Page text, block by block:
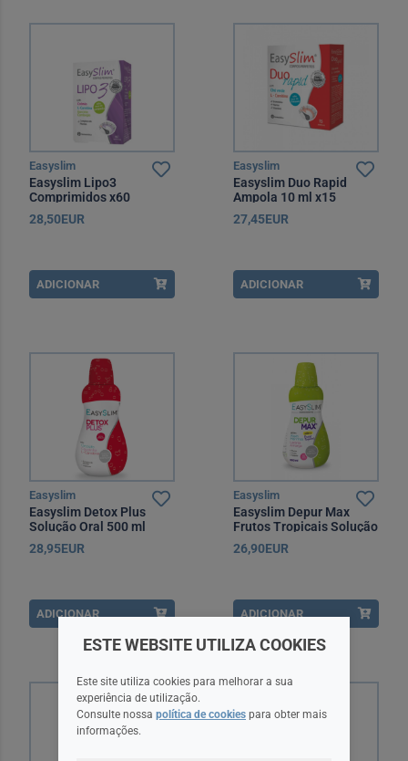
Easyslim
Easyslim Lipo3
Comprimidos x60
28,50EUR
ADICIONAR
Easyslim
Easyslim Duo Rapid
Ampola 10 ml x15
27,45EUR
ADICIONAR
Easyslim
Easyslim Detox Plus
Solução Oral 500 ml
28,95EUR
ADICIONAR
Easyslim
Easyslim Depur Max
Frutos Tropicais Solução
Oral 500 ml
26,90EUR
ADICIONAR
ESTE WEBSITE UTILIZA COOKIES
Este site utiliza cookies para melhorar a sua
experiência de utilização.
Consulte nossa política de cookies para obter mais
informações.